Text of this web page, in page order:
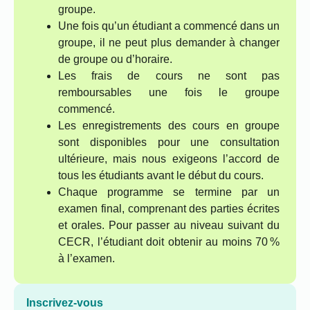
groupe.
Une fois qu’un étudiant a commencé dans un
groupe, il ne peut plus demander à changer
de groupe ou d’horaire.
Les frais de cours ne sont pas
remboursables une fois le groupe
commencé.
Les enregistrements des cours en groupe
sont disponibles pour une consultation
ultérieure, mais nous exigeons l’accord de
tous les étudiants avant le début du cours.
Chaque programme se termine par un
examen final, comprenant des parties écrites
et orales. Pour passer au niveau suivant du
CECR, l’étudiant doit obtenir au moins 70 %
à l’examen.
Inscrivez-vous